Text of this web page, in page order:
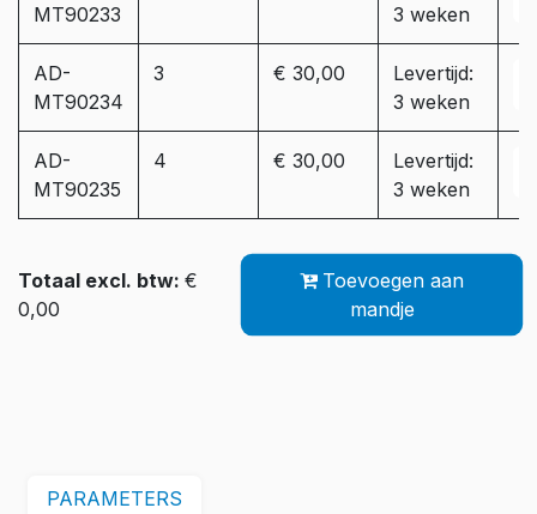
MT90233
3 weken
AD-
MT90234
3 € 30,00
Levertijd:
3 weken
AD-
MT90235
4 € 30,00
Levertijd:
3 weken
Totaal excl. btw: €
0,00
Toevoegen aan
mandje
PARAMETERS